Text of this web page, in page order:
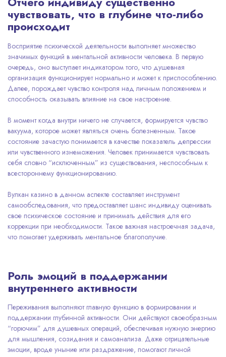
чувствовать, что в глубине что-либо
происходит
Восприятие психической деятельности выполняет множество
значимых функций в ментальной активности человека. В первую
очередь, оно выступает индикатором того, что душевная
организация функционирует нормально и может к приспособлению.
Далее, порождает чувство контроля над личным положением и
способность оказывать влияние на свое настроение.
В момент когда внутри ничего не случается, формируется чувство
вакуума, которое может являться очень болезненным. Такое
состояние зачастую понимается в качестве показатель депрессии
или чувственного изнеможения. Человек принимается чувствовать
себя словно “исключенным” из существования, неспособным к
всестороннему функционированию.
Вулкан казино в данном аспекте составляет инструмент
самообследования, что предоставляет шанс индивиду оценивать
свое психическое состояние и принимать действия для его
коррекции при необходимости. Такое важная настроечная задача,
что помогает удерживать ментальное благополучие.
Роль эмоций в поддержании
внутреннего активности
Переживания выполняют главную функцию в формировании и
поддержании глубинной активности. Они действуют своеобразным
“горючим” для душевных операций, обеспечивая нужную энергию
для мышления, созидания и самоанализа. Даже отрицательные
эмоции, вроде уныние или раздражение, помогают личной